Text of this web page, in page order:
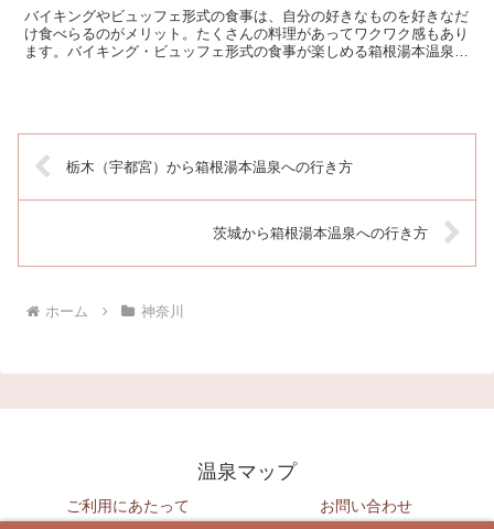
バイキングやビュッフェ形式の食事は、自分の好きなものを好きなだ
け食べらるのがメリット。たくさんの料理があってワクワク感もあり
ます。バイキング・ビュッフェ形式の食事が楽しめる箱根湯本温泉の
栃木（宇都宮）から箱根湯本温泉への行き方
茨城から箱根湯本温泉への行き方
ホーム 神奈川
温泉マップ
ご利用にあたって お問い合わせ